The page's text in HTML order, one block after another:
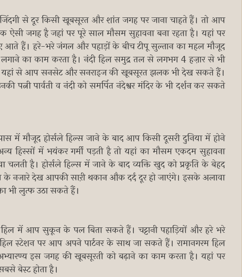
से दूर किसी खूबसूरत और शांत जगह पर जाना चाहते हैं। तो आप
जगह है जहां पर पूरे साल मौसम सुहावना बना रहता है। यहां पर
हैं। हरे-भरे जंगल और पहाड़ों के बीच टीपू सुल्तान का महल मौजूद
का काम करता है। नंदी हिल समुद्र तल से लगभग 4 हज़ार से भी
यहां से आप सनसेट और सनराइज की खूबसूरत झलक भी देख सकते हैं।
पत्नी पार्वती व नंदी को समर्पित नंदेश्वर मंदिर के भी दर्शन कर सकते
में मौजूद होर्सले हिल्स जाने के बाद आप किसी दूसरी दुनिया में होने
में भयंकर गर्मी पड़ती है तो यहां का मौसम एकदम सुहावना
चलती है। होर्सले हिल्स में जाने के बाद व्यक्ति खुद को प्रकृति के बेहद
के नजारे देख आपकी साऱी थकान औक दर्द दूर हो जाएंगे। इसके अलावा
भी लुत्फ उठा सकते हैं।
में आप सुकून के पल बिता सकते हैं। चट्टानी पहाड़ियों और हरे भरे
स्टेशन पर आप अपने पार्टनर के साथ जा सकते हैं। रामानगरम हिल
अभ्यारण्य इस जगह की खूबसूरती को बढ़ाने का काम करता है। यहां पर
बेस्ट होता है।